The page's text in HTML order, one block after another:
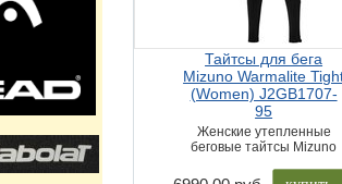
Тайтсы для бега
Mizuno Warmalite
(Women) J2GB1707-
95
Женские утепленные
беговые тайтсы Mizuno